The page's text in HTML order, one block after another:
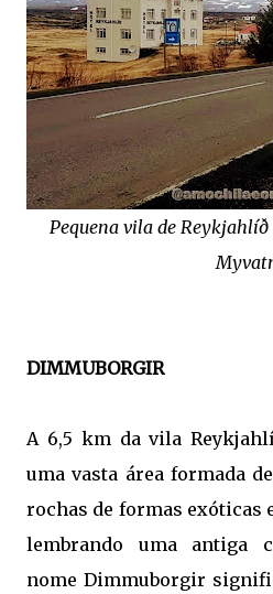
Pequena vila de
DIMMUBORGIR
A 6,5 km da vila
uma vasta área formada
rochas de formas exóticas
lembrando uma antiga
nome Dimmuborgir